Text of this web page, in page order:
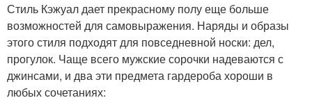
Стиль Кэжуал дает прекрасному полу еще больше
возможностей для самовыражения. Наряды и образы
этого стиля подходят для повседневной носки: дел,
прогулок. Чаще всего мужские сорочки надеваются с
джинсами, и два эти предмета гардероба хороши в
любых сочетаниях: